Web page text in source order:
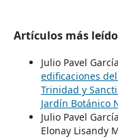
Artículos más
Julio Pavel
edificaciones
Trinidad y
Jardín Botánico
Julio Pavel
Elonay Lisandy